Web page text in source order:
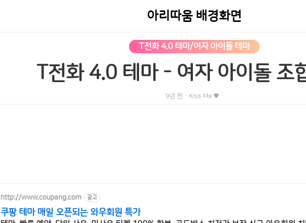
아리따움 배경화면
T전화 4.0 테마/여자 아이돌 테마
T전화 4.0 테마 - 여자 아이돌 조
9년 전 · Kiss Me ♥ ·
http://www.coupang.com 광고
쿠팡 테마 매일 오픈되는 와우회원 특가